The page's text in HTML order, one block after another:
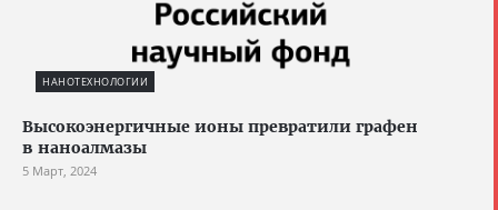
НАНОТЕХНОЛОГИИ
Высокоэнергичные ионы превратили графен
в наноалмазы
5 Март, 2024